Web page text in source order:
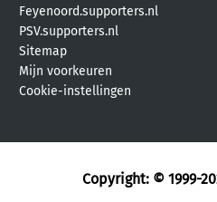
Feyenoord.supporters.nl
PSV.supporters.nl
Sitemap
Mijn voorkeuren
Cookie-instellingen
Copyright: © 1999-